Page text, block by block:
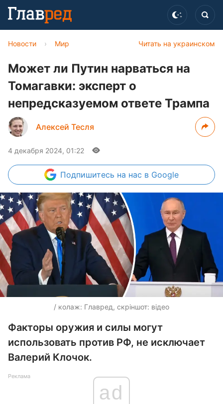
Читать на украинском
Новости › Мир
Может ли Путин нарваться на
Томагавки: эксперт о
непредсказуемом ответе Трампа
Алексей Тесля
4 декабря 2024, 01:22
Подпишитесь на нас в Google
/ колаж: Главред, скріншот: відео
Факторы оружия и силы могут
использовать против РФ, не исключает
Валерий Клочок.
Реклама
ad